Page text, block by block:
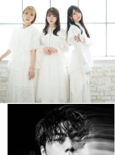
8月 4
4 0
musicjapantv
💡8月特番放送決定！
...
8月 4